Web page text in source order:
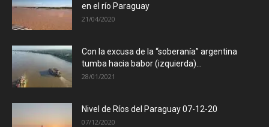
en el río Paraguay
21/04/2020
Con la excusa de la “soberanía” argentina
tumba hacia babor (izquierda)...
28/01/2021
Nivel de Ríos del Paraguay 07-12-20
07/12/2020